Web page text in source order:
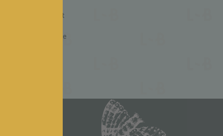
est
ronde, instaurant
soit pas
et laisse